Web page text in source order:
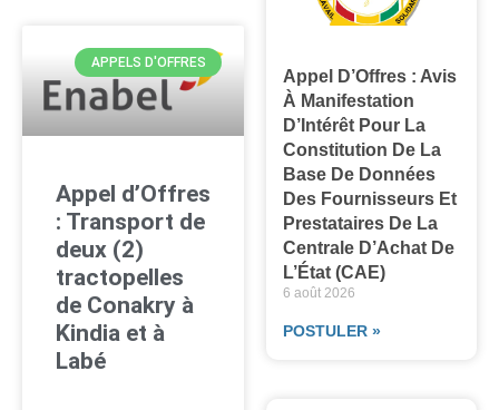
APPELS D'OFFRES
Appel d’Offres
: Transport de
deux (2)
tractopelles
de Conakry à
Kindia et à
Labé
Appel D’Offres : Avis
À Manifestation
D’Intérêt Pour La
Constitution De La
Base De Données
Des Fournisseurs Et
Prestataires De La
Centrale D’Achat De
L’État (CAE)
6 août 2026
POSTULER »